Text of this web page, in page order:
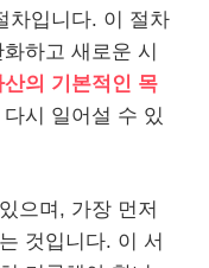
차입니다. 이 절차
하고 새로운 시
산의 기본적인 목
시 일어설 수 있
으며, 가장 먼저
것입니다. 이 서